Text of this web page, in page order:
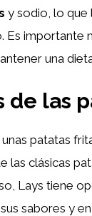
y sodio, lo que
Es
una
de las
patatas
las clásicas
Lays tiene
sabores y